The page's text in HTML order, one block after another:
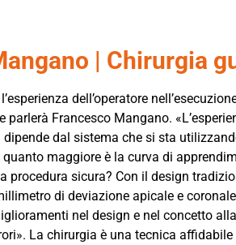
| Chirurgia
dell’operatore
parlerà Francesco Mangano.
dal sistema che si sta
maggiore è la curva di
procedura sicura? Con il design
di deviazione apicale e
nel design e nel concetto
La chirurgia è una tecnica